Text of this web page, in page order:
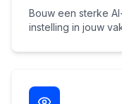
Bouw een sterke
instelling in jouw